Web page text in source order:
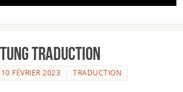
traduction
10 FÉVRIER 2023 TRADUCTION